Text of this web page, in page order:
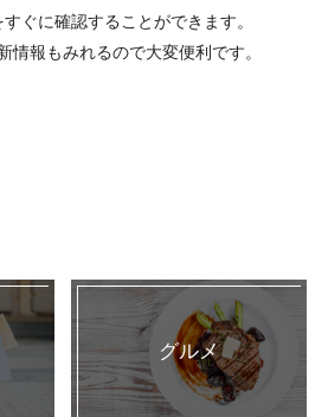
ぐに確認することができます。
情報もみれるので大変便利です。
グルメ